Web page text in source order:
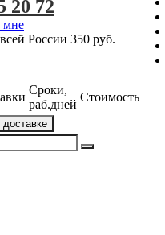
20 72
мне
России 350 руб.
Сроки,
раб.дней
Стоимость